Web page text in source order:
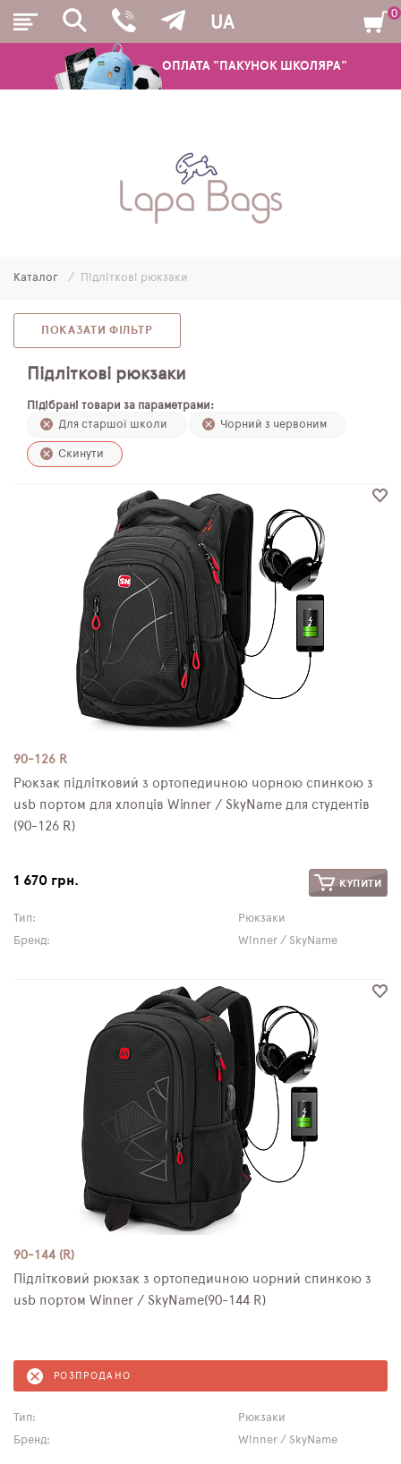
ОПЛАТА "ПАКУНОК ШКОЛЯРА"
UA
ШКІЛЬНІ РЮКЗАКИ ТА РАНЦІ
МОЛОДІЖНІ РЮКЗАКИ
ПЕНАЛИ
МІШКИ ДЛЯ ВЗУТТЯ
ПЛЯШКИ ДЛЯ ВОДИ
DELUNE
SCHOOL STANDARD
РОЗПРОДАЖ
0
Каталог Підліткові рюкзаки
ПОКАЗАТИ ФІЛЬТР
Підліткові рюкзаки
Підібрані товари за параметрами:
Для старшої школи
Чорний з червоним
Скинути
90-126 R
Рюкзак підлітковий з ортопедичною чорною спинкою з
usb портом для хлопців Winner / SkyName для студентів
(90-126 R)
1 670 грн. КУПИТИ
Тип:
Рюкзаки
Бренд:
Winner / SkyName
90-144 (R)
Підлітковий рюкзак з ортопедичною чорний спинкою з
usb портом Winner / SkyName(90-144 R)
РОЗПРОДАНО
Тип:
Рюкзаки
Бренд:
Winner / SkyName